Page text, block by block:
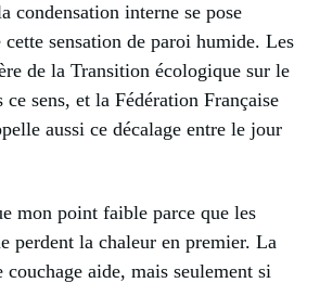
condensation interne se pose
cette sensation de paroi humide. Les
de la Transition écologique sur le
sens, et la Fédération Française
aussi ce décalage entre le jour
mon point faible parce que les
perdent la chaleur en premier. La
couchage aide, mais seulement si